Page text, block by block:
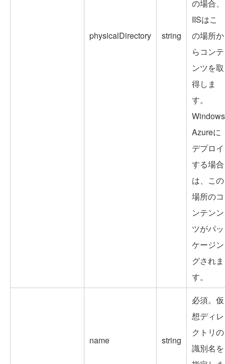
physicalDirectory string
の場合、
IISはこ
の場所か
らコンテ
ンツを取
得しま
す。
Windows
Azureに
デプロイ
する場合
は、この
場所のコ
ンテンン
ツがパッ
ケージン
グされま
す。
name string
必須。仮
想ディレ
クトリの
識別名を